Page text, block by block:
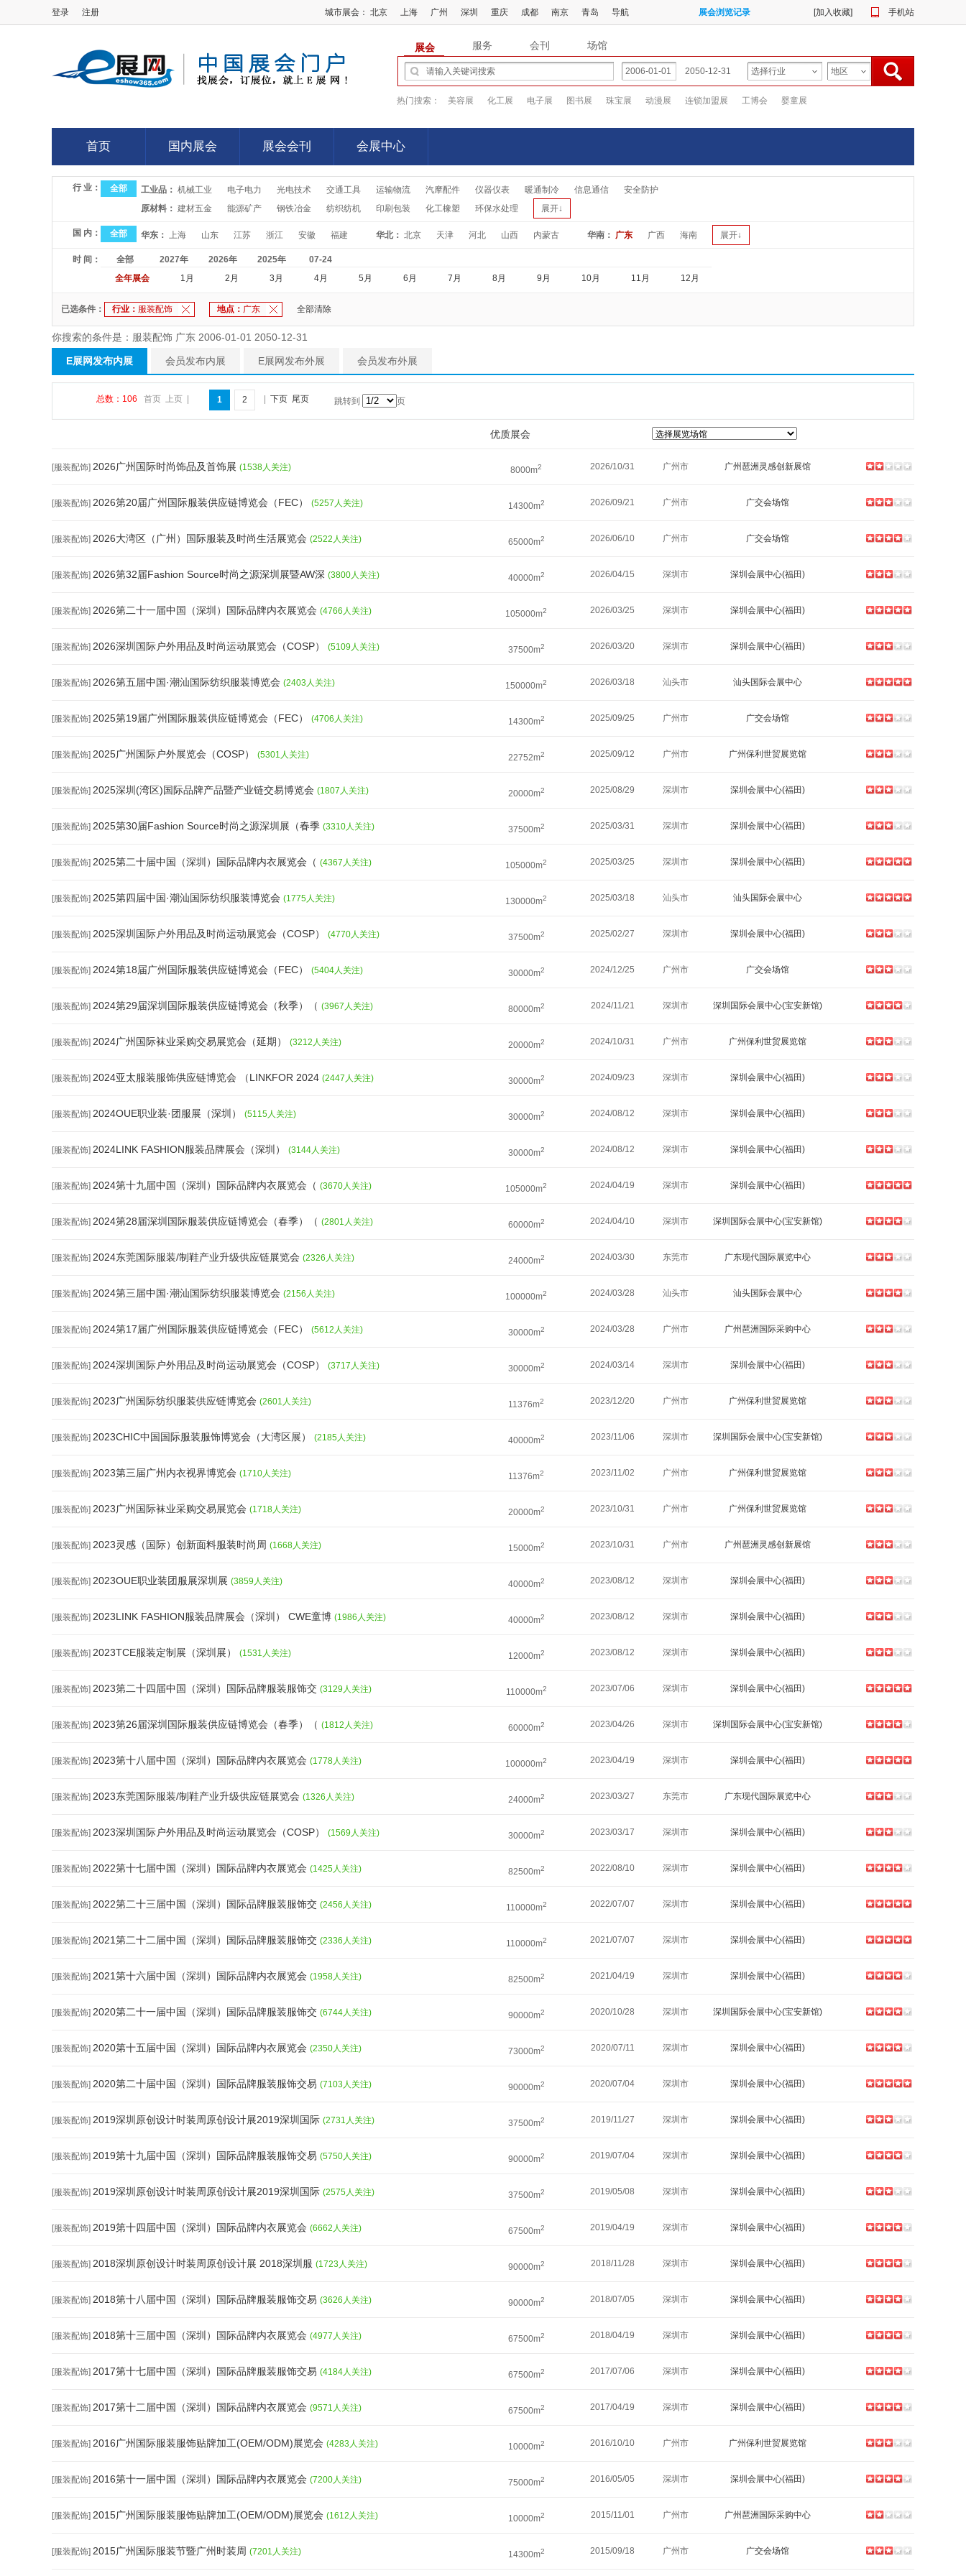
登录 注册 城市展会： 北京 上海 广州 深圳 重庆 成都 南京 青岛 导航 展会浏览记录 [加入收藏] 手机站
展会 服务 会刊 场馆
热门搜索： 美容展 化工展 电子展 图书展 珠宝展 动漫展 连锁加盟展 工博会 婴童展
首页
首页
国内展会
国内展会
展会会刊
展会会刊
会展中心
会展中心
行 业： 全部 工业品： 机械工业 电子电力 光电技术 交通工具 运输物流 汽摩配件 仪器仪表 暖通制冷 信息通信
安全防护
原材料： 建材五金 能源矿产 钢铁冶金 纺织纺机 印刷包装 化工橡塑 环保水处理 展开↓
国 内： 全部 华东： 上海 山东 江苏 浙江 安徽 福建 华北： 北京 天津 河北 山西 内蒙古 华南： 广东 广西 海南 展开↓
时 间： 全部 2027年 2026年 2025年
07-24
全年展会
1月 2月 3月 4月 5月 6月 7月 8月 9月 10月 11月 12月
已选条件： 行业： 服装配饰 地点： 广东 全部清除
你搜索的条件是：服装配饰 广东 2006-01-01 2050-12-31
E展网发布内展 会员发布内展 E展网发布外展 会员发布外展
总数：106 首页 上页 1 2 下页 尾页 跳转到 页
优质展会
[服装配饰] 2026广州国际时尚饰品及首饰展 (1538人关注) 8000m2 2026/10/31 广州市 广州琶洲灵感创新展馆
[服装配饰] 2026第20届广州国际服装供应链博览会（FEC） (5257人关注) 14300m2 2026/09/21 广州市 广交会场馆
[服装配饰] 2026大湾区（广州）国际服装及时尚生活展览会 (2522人关注) 65000m2 2026/06/10 广州市 广交会场馆
[服装配饰] 2026第32届Fashion Source时尚之源深圳展暨AW深 (3800人关注) 40000m2 2026/04/15 深圳市 深圳会展中心(福田)
[服装配饰] 2026第二十一届中国（深圳）国际品牌内衣展览会 (4766人关注) 105000m2 2026/03/25 深圳市 深圳会展中心(福田)
[服装配饰] 2026深圳国际户外用品及时尚运动展览会（COSP） (5109人关注) 37500m2 2026/03/20 深圳市 深圳会展中心(福田)
[服装配饰] 2026第五届中国·潮汕国际纺织服装博览会 (2403人关注) 150000m2 2026/03/18 汕头市 汕头国际会展中心
[服装配饰] 2025第19届广州国际服装供应链博览会（FEC） (4706人关注) 14300m2 2025/09/25 广州市 广交会场馆
[服装配饰] 2025广州国际户外展览会（COSP） (5301人关注) 22752m2 2025/09/12 广州市 广州保利世贸展览馆
[服装配饰] 2025深圳(湾区)国际品牌产品暨产业链交易博览会 (1807人关注) 20000m2 2025/08/29 深圳市 深圳会展中心(福田)
[服装配饰] 2025第30届Fashion Source时尚之源深圳展（春季 (3310人关注) 37500m2 2025/03/31 深圳市 深圳会展中心(福田)
[服装配饰] 2025第二十届中国（深圳）国际品牌内衣展览会（ (4367人关注) 105000m2 2025/03/25 深圳市 深圳会展中心(福田)
[服装配饰] 2025第四届中国·潮汕国际纺织服装博览会 (1775人关注) 130000m2 2025/03/18 汕头市 汕头国际会展中心
[服装配饰] 2025深圳国际户外用品及时尚运动展览会（COSP） (4770人关注) 37500m2 2025/02/27 深圳市 深圳会展中心(福田)
[服装配饰] 2024第18届广州国际服装供应链博览会（FEC） (5404人关注) 30000m2 2024/12/25 广州市 广交会场馆
[服装配饰] 2024第29届深圳国际服装供应链博览会（秋季）（ (3967人关注) 80000m2 2024/11/21 深圳市 深圳国际会展中心(宝安新馆)
[服装配饰] 2024广州国际袜业采购交易展览会（延期） (3212人关注) 20000m2 2024/10/31 广州市 广州保利世贸展览馆
[服装配饰] 2024亚太服装服饰供应链博览会 （LINKFOR 2024 (2447人关注) 30000m2 2024/09/23 深圳市 深圳会展中心(福田)
[服装配饰] 2024OUE职业装·团服展（深圳） (5115人关注) 30000m2 2024/08/12 深圳市 深圳会展中心(福田)
[服装配饰] 2024LINK FASHION服装品牌展会（深圳） (3144人关注) 30000m2 2024/08/12 深圳市 深圳会展中心(福田)
[服装配饰] 2024第十九届中国（深圳）国际品牌内衣展览会（ (3670人关注) 105000m2 2024/04/19 深圳市 深圳会展中心(福田)
[服装配饰] 2024第28届深圳国际服装供应链博览会（春季）（ (2801人关注) 60000m2 2024/04/10 深圳市 深圳国际会展中心(宝安新馆)
[服装配饰] 2024东莞国际服装/制鞋产业升级供应链展览会 (2326人关注) 24000m2 2024/03/30 东莞市 广东现代国际展览中心
[服装配饰] 2024第三届中国·潮汕国际纺织服装博览会 (2156人关注) 100000m2 2024/03/28 汕头市 汕头国际会展中心
[服装配饰] 2024第17届广州国际服装供应链博览会（FEC） (5612人关注) 30000m2 2024/03/28 广州市 广州琶洲国际采购中心
[服装配饰] 2024深圳国际户外用品及时尚运动展览会（COSP） (3717人关注) 30000m2 2024/03/14 深圳市 深圳会展中心(福田)
[服装配饰] 2023广州国际纺织服装供应链博览会 (2601人关注) 11376m2 2023/12/20 广州市 广州保利世贸展览馆
[服装配饰] 2023CHIC中国国际服装服饰博览会（大湾区展） (2185人关注) 40000m2 2023/11/06 深圳市 深圳国际会展中心(宝安新馆)
[服装配饰] 2023第三届广州内衣视界博览会 (1710人关注) 11376m2 2023/11/02 广州市 广州保利世贸展览馆
[服装配饰] 2023广州国际袜业采购交易展览会 (1718人关注) 20000m2 2023/10/31 广州市 广州保利世贸展览馆
[服装配饰] 2023灵感（国际）创新面料服装时尚周 (1668人关注) 15000m2 2023/10/31 广州市 广州琶洲灵感创新展馆
[服装配饰] 2023OUE职业装团服展深圳展 (3859人关注) 40000m2 2023/08/12 深圳市 深圳会展中心(福田)
[服装配饰] 2023LINK FASHION服装品牌展会（深圳） CWE童博 (1986人关注) 40000m2 2023/08/12 深圳市 深圳会展中心(福田)
[服装配饰] 2023TCE服装定制展（深圳展） (1531人关注) 12000m2 2023/08/12 深圳市 深圳会展中心(福田)
[服装配饰] 2023第二十四届中国（深圳）国际品牌服装服饰交 (3129人关注) 110000m2 2023/07/06 深圳市 深圳会展中心(福田)
[服装配饰] 2023第26届深圳国际服装供应链博览会（春季）（ (1812人关注) 60000m2 2023/04/26 深圳市 深圳国际会展中心(宝安新馆)
[服装配饰] 2023第十八届中国（深圳）国际品牌内衣展览会 (1778人关注) 100000m2 2023/04/19 深圳市 深圳会展中心(福田)
[服装配饰] 2023东莞国际服装/制鞋产业升级供应链展览会 (1326人关注) 24000m2 2023/03/27 东莞市 广东现代国际展览中心
[服装配饰] 2023深圳国际户外用品及时尚运动展览会（COSP） (1569人关注) 30000m2 2023/03/17 深圳市 深圳会展中心(福田)
[服装配饰] 2022第十七届中国（深圳）国际品牌内衣展览会 (1425人关注) 82500m2 2022/08/10 深圳市 深圳会展中心(福田)
[服装配饰] 2022第二十三届中国（深圳）国际品牌服装服饰交 (2456人关注) 110000m2 2022/07/07 深圳市 深圳会展中心(福田)
[服装配饰] 2021第二十二届中国（深圳）国际品牌服装服饰交 (2336人关注) 110000m2 2021/07/07 深圳市 深圳会展中心(福田)
[服装配饰] 2021第十六届中国（深圳）国际品牌内衣展览会 (1958人关注) 82500m2 2021/04/19 深圳市 深圳会展中心(福田)
[服装配饰] 2020第二十一届中国（深圳）国际品牌服装服饰交 (6744人关注) 90000m2 2020/10/28 深圳市 深圳国际会展中心(宝安新馆)
[服装配饰] 2020第十五届中国（深圳）国际品牌内衣展览会 (2350人关注) 73000m2 2020/07/11 深圳市 深圳会展中心(福田)
[服装配饰] 2020第二十届中国（深圳）国际品牌服装服饰交易 (7103人关注) 90000m2 2020/07/04 深圳市 深圳会展中心(福田)
[服装配饰] 2019深圳原创设计时装周原创设计展2019深圳国际 (2731人关注) 37500m2 2019/11/27 深圳市 深圳会展中心(福田)
[服装配饰] 2019第十九届中国（深圳）国际品牌服装服饰交易 (5750人关注) 90000m2 2019/07/04 深圳市 深圳会展中心(福田)
[服装配饰] 2019深圳原创设计时装周原创设计展2019深圳国际 (2575人关注) 37500m2 2019/05/08 深圳市 深圳会展中心(福田)
[服装配饰] 2019第十四届中国（深圳）国际品牌内衣展览会 (6662人关注) 67500m2 2019/04/19 深圳市 深圳会展中心(福田)
[服装配饰] 2018深圳原创设计时装周原创设计展 2018深圳服 (1723人关注) 90000m2 2018/11/28 深圳市 深圳会展中心(福田)
[服装配饰] 2018第十八届中国（深圳）国际品牌服装服饰交易 (3626人关注) 90000m2 2018/07/05 深圳市 深圳会展中心(福田)
[服装配饰] 2018第十三届中国（深圳）国际品牌内衣展览会 (4977人关注) 67500m2 2018/04/19 深圳市 深圳会展中心(福田)
[服装配饰] 2017第十七届中国（深圳）国际品牌服装服饰交易 (4184人关注) 67500m2 2017/07/06 深圳市 深圳会展中心(福田)
[服装配饰] 2017第十二届中国（深圳）国际品牌内衣展览会 (9571人关注) 67500m2 2017/04/19 深圳市 深圳会展中心(福田)
[服装配饰] 2016广州国际服装服饰贴牌加工(OEM/ODM)展览会 (4283人关注) 10000m2 2016/10/10 广州市 广州保利世贸展览馆
[服装配饰] 2016第十一届中国（深圳）国际品牌内衣展览会 (7200人关注) 75000m2 2016/05/05 深圳市 深圳会展中心(福田)
[服装配饰] 2015广州国际服装服饰贴牌加工(OEM/ODM)展览会 (1612人关注) 10000m2 2015/11/01 广州市 广州琶洲国际采购中心
[服装配饰] 2015广州国际服装节暨广州时装周 (7201人关注) 14300m2 2015/09/18 广州市 广交会场馆